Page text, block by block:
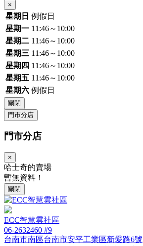
×
星期日 例假日
星期一 11:46～10:00
星期二 11:46～10:00
星期三 11:46～10:00
星期四 11:46～10:00
星期五 11:46～10:00
星期六 例假日
關閉
門市分店
門市分店
×
哈士奇的賣場
暫無資料！
關閉
ECC智慧雲社區
06-2632460 #9
台南市南區台南市安平工業區新愛路6號